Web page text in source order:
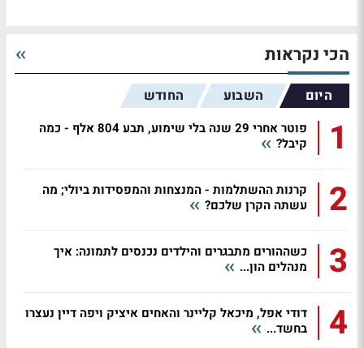
הכי נקראות
היום השבוע החודש
1
פוטר אחרי 29 שנה בלי שימוע, תבע 804 אלף - כמה
קיבל?
2
קרנות ההשתלמות - המנצחות והמפסידות ביולי; מה
עשתה הקרן שלכם?
3
כשההורים מתבגרים והילדים נכנסים לתמונה: איך
מנהלים הון...
4
דודי אפל, מיכאל קליינר והאחים איציק ויפה דיין נעצרו
בחשד...